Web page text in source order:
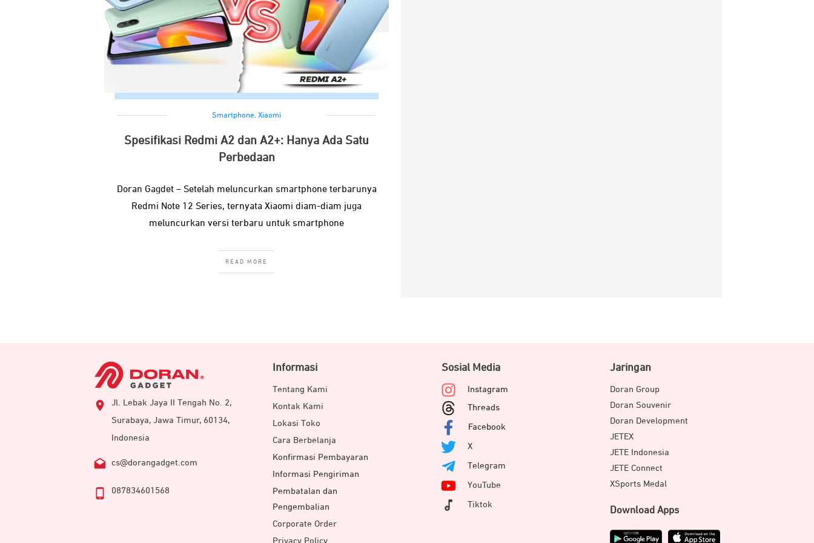
Smartphone, Xiaomi
Spesifikasi Redmi A2 dan A2+: Hanya Ada Satu
Perbedaan
Doran Gagdet – Setelah meluncurkan smartphone terbarunya
Redmi Note 12 Series, ternyata Xiaomi diam-diam juga
meluncurkan versi terbaru untuk smartphone
READ MORE
Jl. Lebak Jaya II Tengah No. 2,
Surabaya, Jawa Timur, 60134,
Indonesia
cs@dorangadget.com
087834601568
Informasi
Tentang Kami
Kontak Kami
Lokasi Toko
Cara Berbelanja
Konfirmasi Pembayaran
Informasi Pengiriman
Pembatalan dan
Pengembalian
Corporate Order
Privacy Policy
Sosial Media
Instagram
Threads
Facebook
X
Telegram
YouTube
Tiktok
Jaringan
Doran Group
Doran Souvenir
Doran Development
JETEX
JETE Indonesia
JETE Connect
XSports Medal
Download Apps